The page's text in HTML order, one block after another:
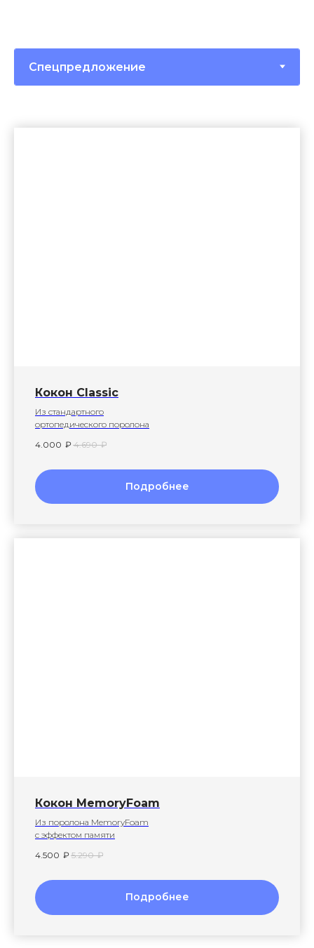
Кокон Classic
Из стандартного
ортопедического поролона
4.000 ₽ 4.690 ₽
Подробнее
Кокон MemoryFoam
Из поролона MemoryFoam
с эффектом памяти
4.500 ₽ 5.290 ₽
Подробнее